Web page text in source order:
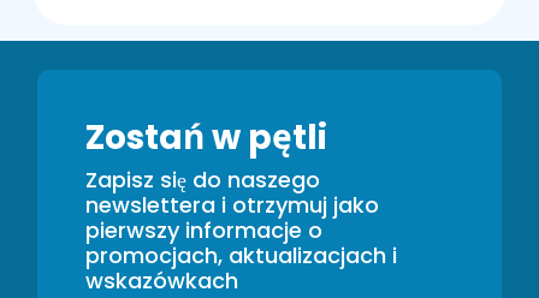
Zostań w pętli
Zapisz się do naszego
newslettera i otrzymuj jako
pierwszy informacje o
promocjach, aktualizacjach i
wskazówkach